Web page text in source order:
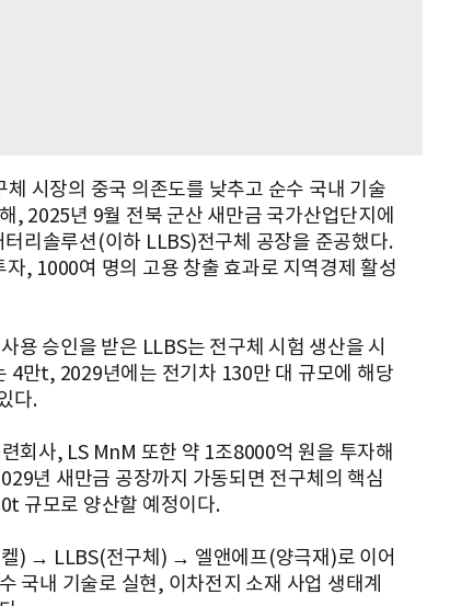
시장의 중국 의존도를 낮추고 순수 국내 기술
, 2025년 9월 전북 군산 새만금 국가산업단지에
리솔루션(이하 LLBS)전구체 공장을 준공했다.
, 1000여 명의 고용 창출 효과로 지역경제 활성
용 승인을 받은 LLBS는 전구체 시험 생산을 시
4만t, 2029년에는 전기차 130만 대 규모에 해당
다.
회사, LS MnM 또한 약 1조8000억 원을 투자해
년 새만금 공장까지 가동되면 전구체의 핵심
규모로 양산할 예정이다.
) → LLBS(전구체) → 엘앤에프(양극재)로 이어
국내 기술로 실현, 이차전지 소재 사업 생태계